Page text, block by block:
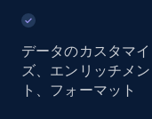
データのカスタマイ
ズ、エンリッチメン
ト、フォーマット